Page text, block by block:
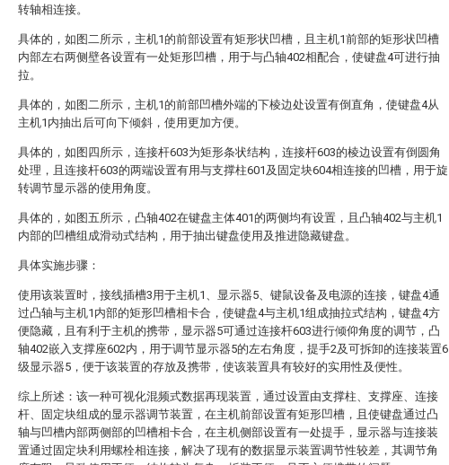
转轴相连接。
具体的，如图二所示，主机1的前部设置有矩形状凹槽，且主机1前部的矩形状凹槽
内部左右两侧壁各设置有一处矩形凹槽，用于与凸轴402相配合，使键盘4可进行抽
拉。
具体的，如图二所示，主机1的前部凹槽外端的下棱边处设置有倒直角，使键盘4从
主机1内抽出后可向下倾斜，使用更加方便。
具体的，如图四所示，连接杆603为矩形条状结构，连接杆603的棱边设置有倒圆角
处理，且连接杆603的两端设置有用与支撑柱601及固定块604相连接的凹槽，用于旋
转调节显示器的使用角度。
具体的，如图五所示，凸轴402在键盘主体401的两侧均有设置，且凸轴402与主机1
内部的凹槽组成滑动式结构，用于抽出键盘使用及推进隐藏键盘。
具体实施步骤：
使用该装置时，接线插槽3用于主机1、显示器5、键鼠设备及电源的连接，键盘4通
过凸轴与主机1内部的矩形凹槽相卡合，使键盘4与主机1组成抽拉式结构，键盘4方
便隐藏，且有利于主机的携带，显示器5可通过连接杆603进行倾仰角度的调节，凸
轴402嵌入支撑座602内，用于调节显示器5的左右角度，提手2及可拆卸的连接装置6
级显示器5，便于该装置的存放及携带，使该装置具有较好的实用性及便性。
综上所述：该一种可视化混频式数据再现装置，通过设置由支撑柱、支撑座、连接
杆、固定块组成的显示器调节装置，在主机前部设置有矩形凹槽，且使键盘通过凸
轴与凹槽内部两侧部的凹槽相卡合，在主机侧部设置有一处提手，显示器与连接装
置通过固定块利用螺栓相连接，解决了现有的数据显示装置调节性较差，其调节角